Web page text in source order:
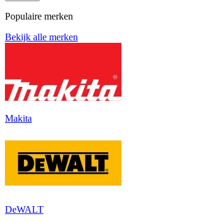
Populaire merken
Bekijk alle merken
Makita
DeWALT